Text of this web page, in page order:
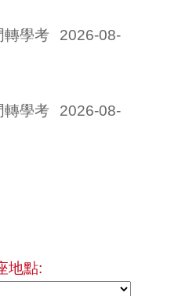
轉學考
2026-08-
轉學考
2026-08-
地點: